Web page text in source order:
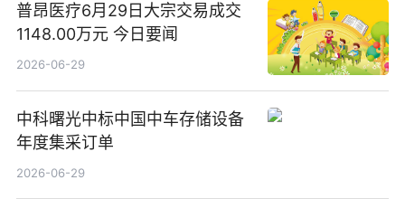
普昂医疗6月29日大宗交易成交
1148.00万元 今日要闻
2026-06-29
中科曙光中标中国中车存储设备
年度集采订单
2026-06-29